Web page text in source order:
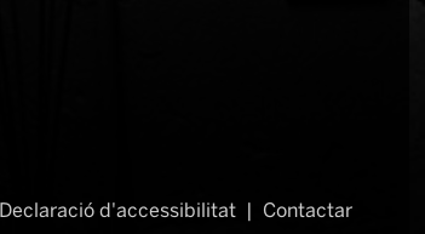
Declaració d'accessibilitat Contactar